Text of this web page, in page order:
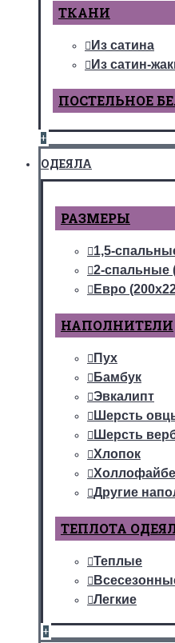
ТКАНИ
Из сатина
Из сатин-
ПОСТЕЛЬНОЕ
+
ОДЕЯЛА
РАЗМЕРЫ
1,5-
2-спальные
Евро
НАПОЛНИТЕЛИ
Пух
Бамбук
Эвкалипт
Шерсть
Шерсть
Хлопок
Другие
ТЕПЛОТА
Теплые
Легкие
+